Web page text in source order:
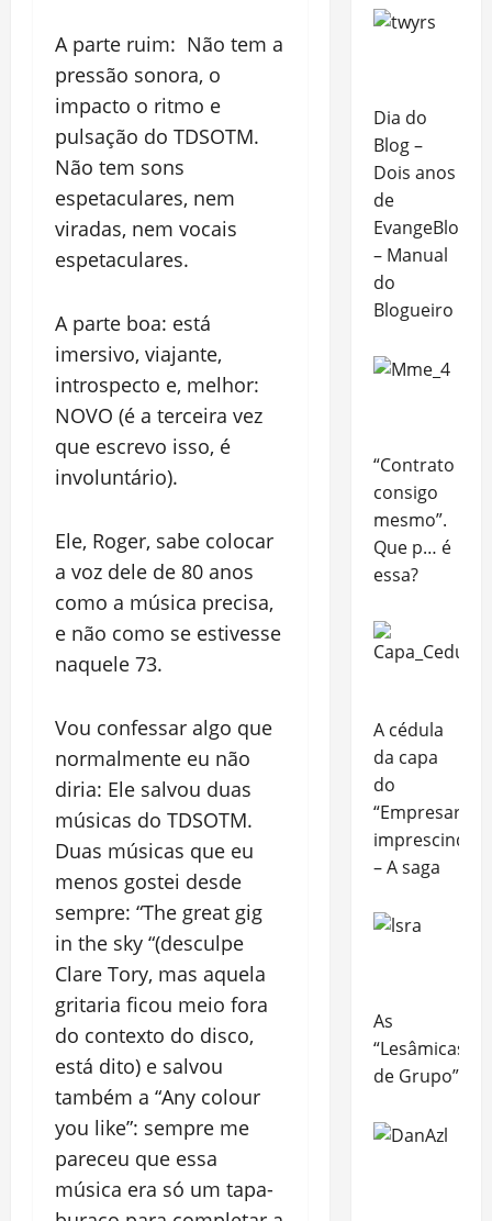
A parte ruim: Não tem a
pressão sonora, o
impacto o ritmo e
pulsação do TDSOTM.
Não tem sons
espetaculares, nem
viradas, nem vocais
espetaculares.
A parte boa: está
imersivo, viajante,
introspecto e, melhor:
NOVO (é a terceira vez
que escrevo isso, é
involuntário).
Ele, Roger, sabe colocar
a voz dele de 80 anos
como a música precisa,
e não como se estivesse
naquele 73.
Vou confessar algo que
normalmente eu não
diria: Ele salvou duas
músicas do TDSOTM.
Duas músicas que eu
menos gostei desde
sempre: “The great gig
in the sky “(desculpe
Clare Tory, mas aquela
gritaria ficou meio fora
do contexto do disco,
está dito) e salvou
também a “Any colour
you like”: sempre me
pareceu que essa
música era só um tapa-
Dia do
Blog –
Dois anos
de
EvangeBlog
– Manual
do
Blogueiro
“Contrato
consigo
mesmo”.
Que p… é
essa?
A cédula
da capa
do
“Empresarial
– A saga
As
“Lesâmicas
de Grupo”